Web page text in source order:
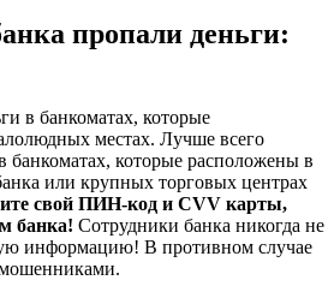
пропали деньги:
в банкоматах, которые
местах. Лучше всего
банкоматах, которые расположены в
или крупных торговых центрах
свой ПИН-код и CVV карты,
банка! Сотрудники банка никогда не
информацию! В противном случае